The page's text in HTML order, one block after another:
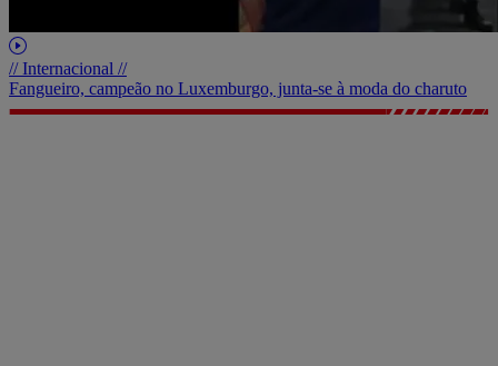
// Internacional //
Fangueiro, campeão no Luxemburgo, junta-se à moda do charuto